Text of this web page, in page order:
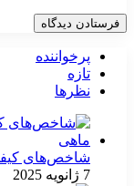
پرخواننده
تازه
نظرها
شاخص‌های
7 ژانویه 2025